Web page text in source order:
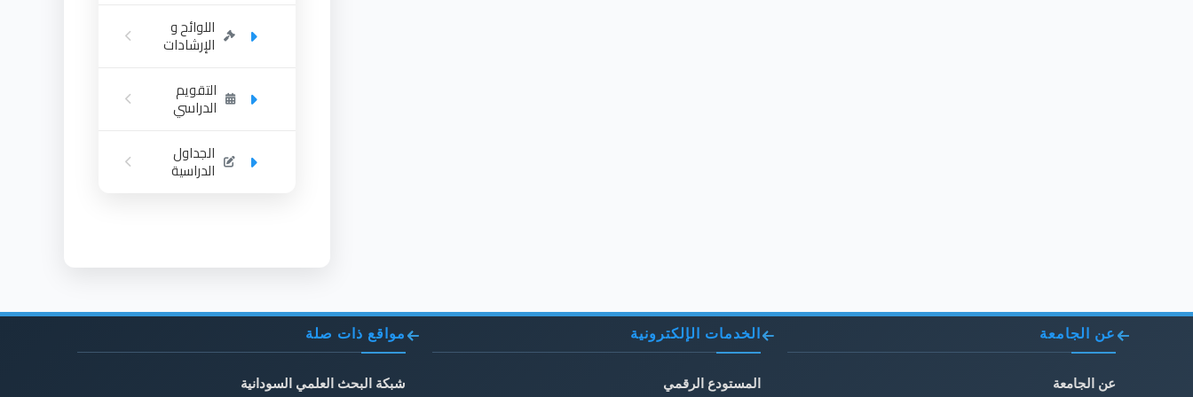
اللوائح و
الإرشادات
التقويم
الدراسي
الجداول
الدراسية
عن الجامعة
عن الجامعة
الخدمات الإلكترونية
المستودع الرقمي
مواقع ذات صلة
شبكة البحث العلمي السودانية